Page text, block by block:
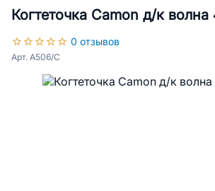
Когтеточка Camon д/к
0 отзывов
Арт. A506/C